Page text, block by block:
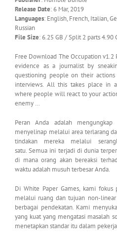
Release Date: 6 Mar, 2019
Languages: English, French, Italian,
Russian
File Size: 6.25 GB / Split 2 parts 4.90
Free Download The Occupation v1.2
evidence as a journalist by
questioning people on their
interviews. All this takes place in
where people will react to your
enemy …
Peran Anda adalah
menyelinap melalui area terlarang
tindakan mereka melalui
satu. Semua ini terjadi di dunia
di mana orang akan bereaksi
waktu adalah musuh terbesar Anda.
Di White Paper Games, kami
melalui ruang dan tujuan non-
berbagai pendekatan. Kami
yang kuat yang mengatasi masalah
menetapkan standar itu dalam